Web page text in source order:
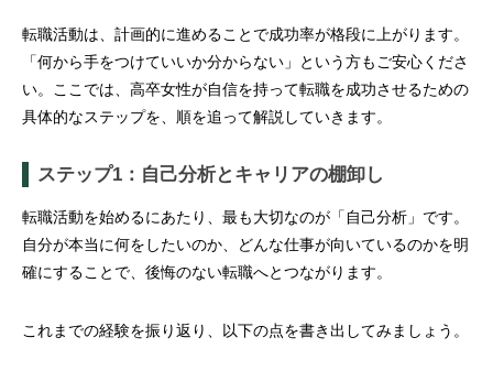
転職活動は、計画的に進めることで成功率が格段に上がります。
「何から手をつけていいか分からない」という方もご安心くださ
い。ここでは、高卒女性が自信を持って転職を成功させるための
具体的なステップを、順を追って解説していきます。
ステップ1：自己分析とキャリアの棚卸し
転職活動を始めるにあたり、最も大切なのが「自己分析」です。
自分が本当に何をしたいのか、どんな仕事が向いているのかを明
確にすることで、後悔のない転職へとつながります。
これまでの経験を振り返り、以下の点を書き出してみましょう。